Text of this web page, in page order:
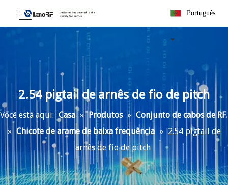
Português
2.54 pigtail de arnês de fio de pitch
Você está aqui: Casa » Produtos » Conjunto de cabos de RF.
» Chicote de arame de baixa frequência » 2.54 pigtail de
arnês de fio de pitch